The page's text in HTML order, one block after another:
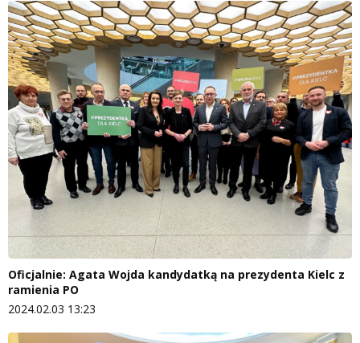
Oficjalnie: Agata Wojda kandydatką na prezydenta Kielc z
ramienia PO
2024.02.03 13:23